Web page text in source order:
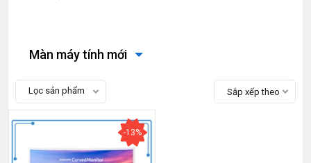
Màn máy tính mới
Lọc sản phẩm Sắp xếp theo
-13%